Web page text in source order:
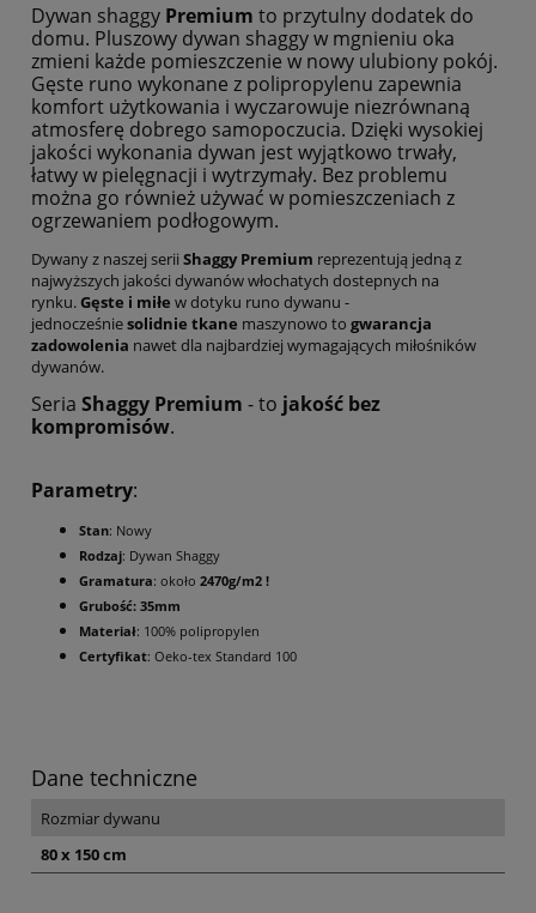
Dywan shaggy Premium to przytulny dodatek do
domu. Pluszowy dywan shaggy w mgnieniu oka
zmieni każde pomieszczenie w nowy ulubiony pokój.
Gęste runo wykonane z polipropylenu zapewnia
komfort użytkowania i wyczarowuje niezrównaną
atmosferę dobrego samopoczucia. Dzięki wysokiej
jakości wykonania dywan jest wyjątkowo trwały,
łatwy w pielęgnacji i wytrzymały. Bez problemu
można go również używać w pomieszczeniach z
ogrzewaniem podłogowym.
Dywany z naszej serii Shaggy Premium reprezentują jedną z
najwyższych jakości dywanów włochatych dostepnych na
rynku.Gęste i miłe w dotyku runo dywanu -
jednocześniesolidnie tkane maszynowo to gwarancja
zadowolenia nawet dla najbardziej wymagających miłośników
dywanów.
Seria Shaggy Premium - to jakość bez
kompromisów.
Parametry:
Stan: Nowy
Rodzaj: Dywan Shaggy
Gramatura: około 2470g/m2 !
Grubość: 35mm
Materiał: 100% polipropylen
Certyfikat: Oeko-tex Standard 100
Dane techniczne
Rozmiar dywanu
80 x 150 cm